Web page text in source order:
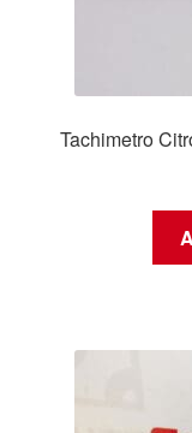
Tachimetro